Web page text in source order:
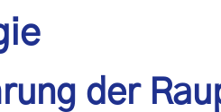
der